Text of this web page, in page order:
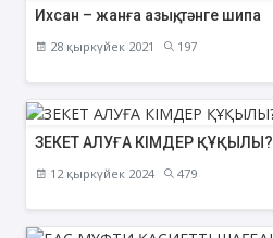
Ихсан – жанға азық, тәнге шипа
28 қыркүйек 2021 197
ЗЕКЕТ АЛУҒА КІМДЕР ҚҰҚЫЛЫ?
12 қыркүйек 2024 479